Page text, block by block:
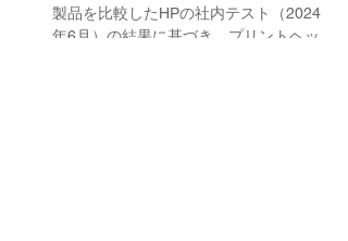
製品を比較したHPの社内テスト（2024
年6月）の結果に基づき、プリントヘッ